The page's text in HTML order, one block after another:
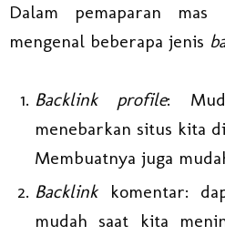
Dalam pemaparan mas
mengenal beberapa jenis
Backlink profile:
menebarkan situs kita
Membuatnya juga
Backlinkkomentar:
mudah saat kita